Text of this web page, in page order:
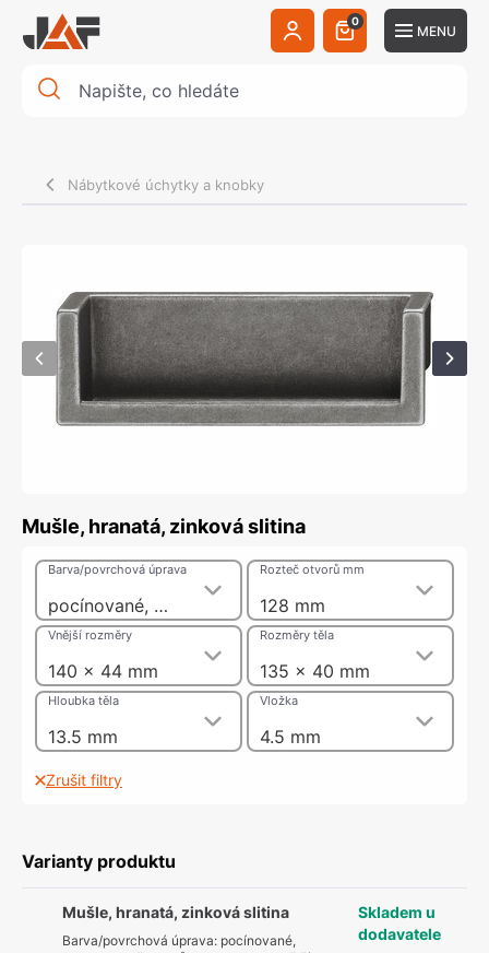
0
MENU
Nábytkové úchytky a knobky
Mušle, hranatá, zinková slitina
pocínované, antik
Barva/povrchová úprava
128 mm
Rozteč otvorů mm
140 x 44 mm
Vnější rozměry
135 x 40 mm
Rozměry těla
13.5 mm
Hloubka těla
4.5 mm
Vložka
Zrušit filtry
Varianty produktu
Mušle, hranatá, zinková slitina
Barva/povrchová úprava: pocínované,
Skladem u
dodavatele